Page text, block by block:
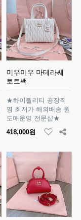
미우미우 마테라쎄
토트백
★하이퀄리티 공장직
영 최저가 해외배송 원
도매운영 전문샵★
418,000원